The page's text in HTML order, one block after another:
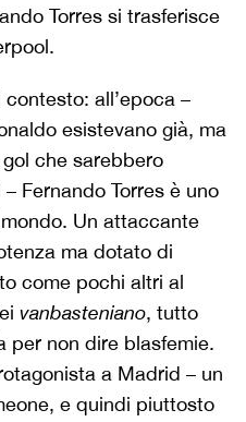
Torres si trasferisce
all’epoca –
esistevano già, ma
che sarebbero
Fernando Torres è uno
Un attaccante
ma dotato di
come pochi altri al
vanbasteniano, tutto
per non dire blasfemie.
a Madrid – un
e quindi piuttosto